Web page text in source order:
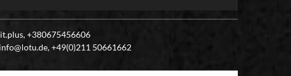
+380675456606
+49(0)211 50661662